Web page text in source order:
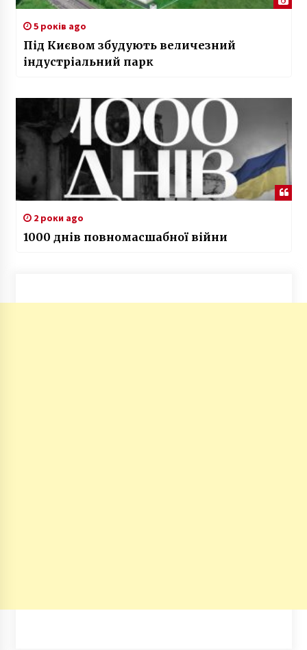
5 років ago
Під Києвом збудують величезний
індустріальний парк
2 роки ago
1000 днів повномасшабної війни